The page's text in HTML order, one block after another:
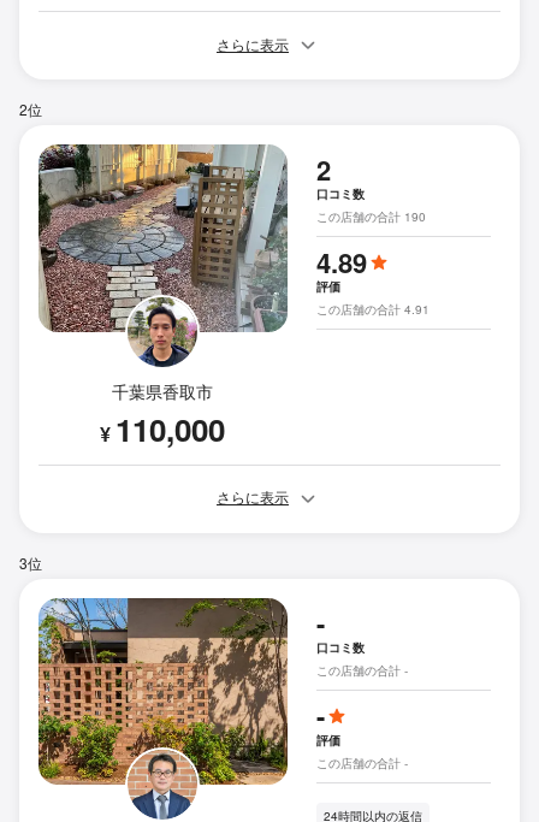
さらに表示
2位
千葉県香取市
¥ 110,000
2
口コミ数
この店舗の合計 190
4.89
評価
この店舗の合計 4.91
さらに表示
3位
-
口コミ数
この店舗の合計 -
-
評価
この店舗の合計 -
24時間以内の返信